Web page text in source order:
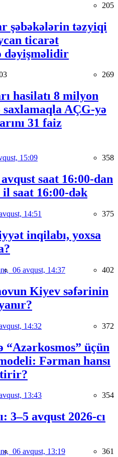
205
şəbəkələrin təzyiqi
ticarət
dəyişməlidir
269
hasilatı 8 milyon
saxlamaqla AÇG-yə
31 faiz
15:09 358
saat 16:00-dan
il saat 16:00-dək
14:51 375
inqilabı, yoxsa
06 avqust, 14:37 402
Kiyev səfərinin
14:32 372
“Azərkosmos” üçün
Fərman hansı
13:43 354
3–5 avqust 2026-cı
06 avqust, 13:19 361